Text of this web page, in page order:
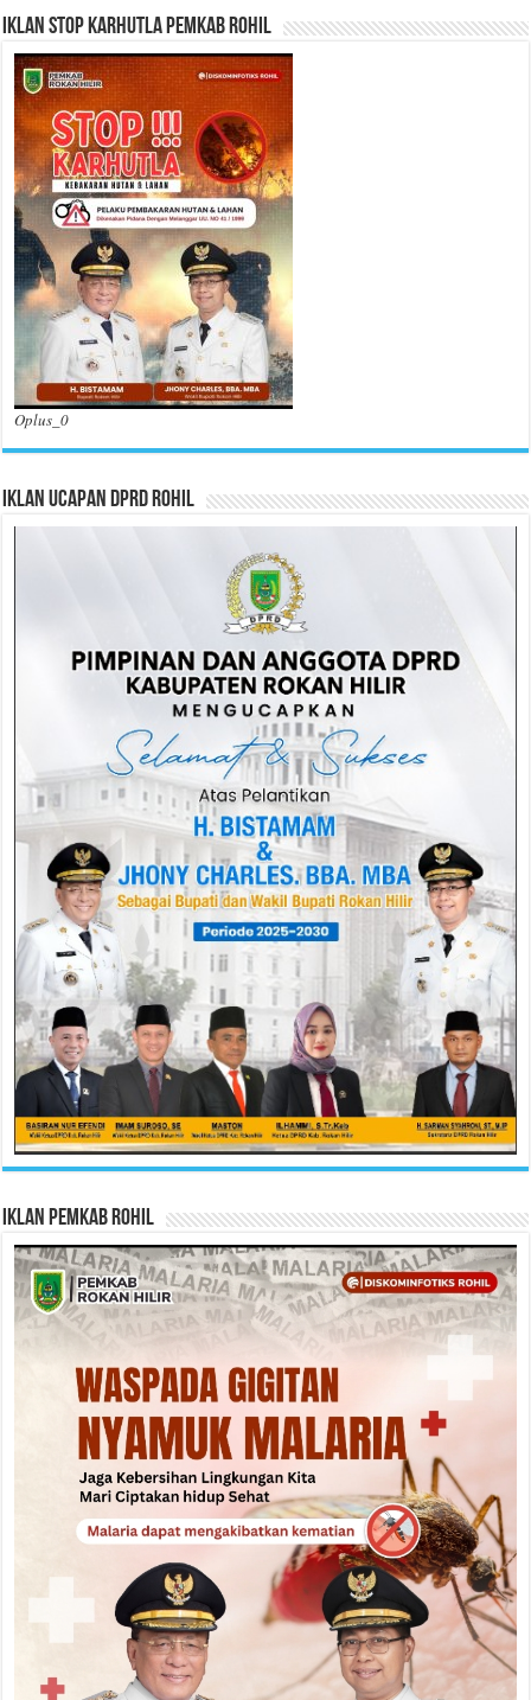
Iklan Stop Karhutla Pemkab Rohil
Oplus_0
Iklan Ucapan DPRD Rohil
Iklan Pemkab Rohil